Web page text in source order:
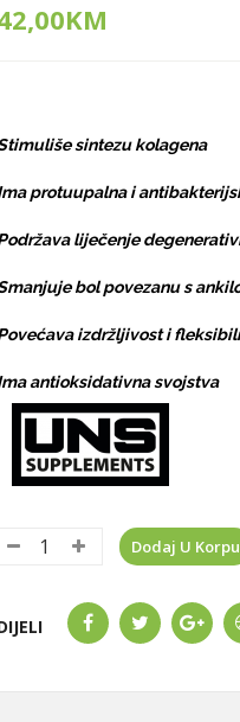
sintezu kolagena
protuupalna i
liječenje
bol povezanu s
izdržljivost i
antioksidativna svojstva
Dodaj U Korpu